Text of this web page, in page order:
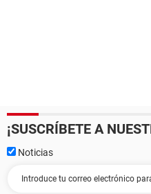
¡SUSCRÍBETE A
Noticias